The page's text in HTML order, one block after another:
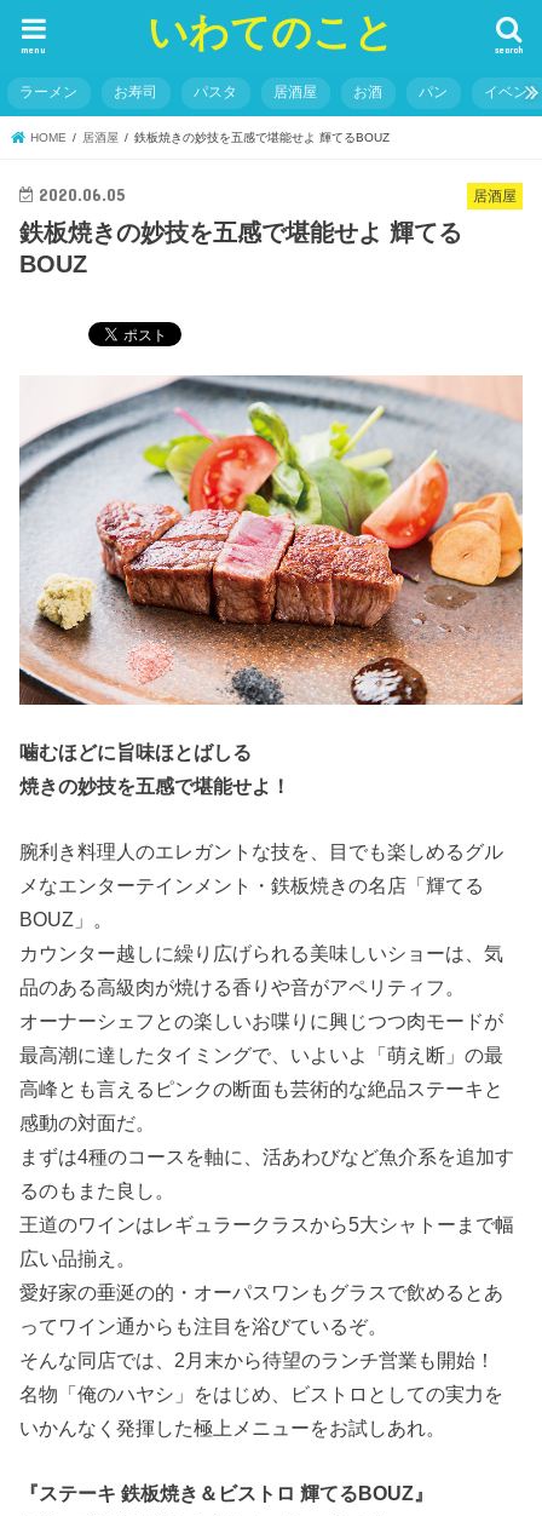
いわてのこと search
menu
ラーメン お寿司 パスタ 居酒屋 お酒 パン イベント
HOME 居酒屋 鉄板焼きの妙技を五感で堪能せよ 輝てるBOUZ
居酒屋
2020.06.05
鉄板焼きの妙技を五感で堪能せよ 輝てる
BOUZ
噛むほどに旨味ほとばしる
焼きの妙技を五感で堪能せよ！
腕利き料理人のエレガントな技を、目でも楽しめるグル
メなエンターテインメント・鉄板焼きの名店「輝てる
BOUZ」。
カウンター越しに繰り広げられる美味しいショーは、気
品のある高級肉が焼ける香りや音がアペリティフ。
オーナーシェフとの楽しいお喋りに興じつつ肉モードが
最高潮に達したタイミングで、いよいよ「萌え断」の最
高峰とも言えるピンクの断面も芸術的な絶品ステーキと
感動の対面だ。
まずは4種のコースを軸に、活あわびなど魚介系を追加す
るのもまた良し。
王道のワインはレギュラークラスから5大シャトーまで幅
広い品揃え。
愛好家の垂涎の的・オーパスワンもグラスで飲めるとあ
ってワイン通からも注目を浴びているぞ。
そんな同店では、2月末から待望のランチ営業も開始！
名物「俺のハヤシ」をはじめ、ビストロとしての実力を
いかんなく発揮した極上メニューをお試しあれ。
『ステーキ 鉄板焼き＆ビストロ 輝てるBOUZ』